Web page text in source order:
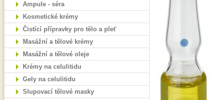
Ampule - séra
Kosmetické krémy
Čistící přípravky pro tělo a pleť
Masážní a tělové krémy
Masážní a tělové oleje
Krémy na celulitidu
Gely na celulitidu
Slupovací tělové masky